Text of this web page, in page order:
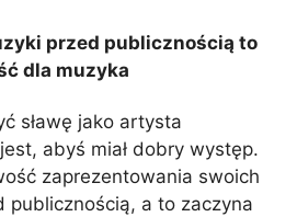
przed publicznością to
dla muzyka
sławę jako artysta
abyś miał dobry występ.
zaprezentowania swoich
publicznością, a to zaczyna